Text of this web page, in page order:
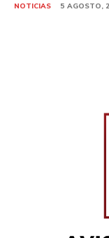
NOTICIAS 5 AGOSTO,